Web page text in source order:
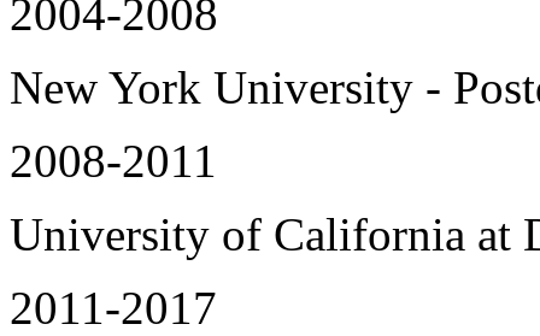
2004-2008
New York University -
2008-2011
University of California at
2011-2017